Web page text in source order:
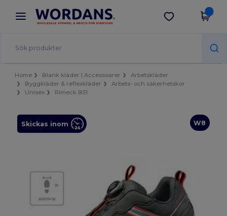
× Wordans-app
Bättre priser i appen!
Hämta app
Home Blank kläder | Accessoarer
Arbetskläder
Byggkläder & reflexkläder
Arbets- och säkerhetskor
Unisex
Rimeck B51
W8
Skickas inom